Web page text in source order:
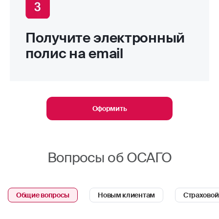
Получите электронный
полис на email
Оформить
Вопросы об ОСАГО
Общие вопросы Новым клиентам